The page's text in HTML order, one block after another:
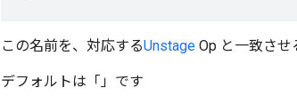
この名前を、対応するUnstage Op と一致させ
デフォルトは「」です